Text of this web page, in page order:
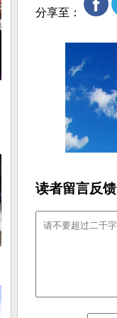
分享至：
读者留言反